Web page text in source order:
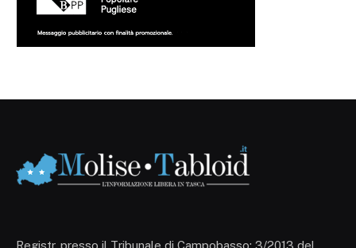
Registr. presso il Tribunale di Campobasso: 3/2013 del